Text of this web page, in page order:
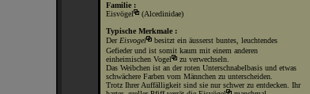
Familie :
Eisvögel
(Alcedinidae)
Typische Merkmale :
Der Eisvogel
besitzt ein äusserst buntes, leuchtendes
Gefieder und ist somit kaum mit einem anderen
einheimischen Vogel
zu verwechseln.
Das Weibchen ist an der roten Unterschnabelbasis und etwas
schwächere Farben vom Männchen zu unterscheiden.
Trotz Ihrer Auffälligkeit sind sie nur schwer zu entdecken. Ihr